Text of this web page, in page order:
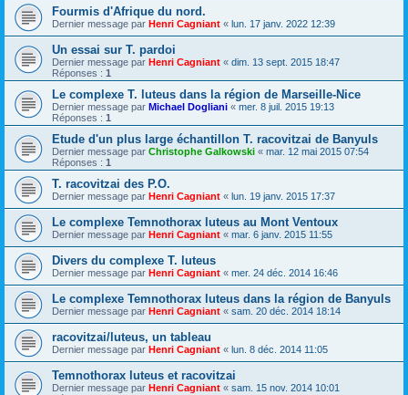
Fourmis d'Afrique du nord.
Dernier message par Henri Cagniant « lun. 17 janv. 2022 12:39
Un essai sur T. pardoi
Dernier message par Henri Cagniant « dim. 13 sept. 2015 18:47
Réponses : 1
Le complexe T. luteus dans la région de Marseille-Nice
Dernier message par Michael Dogliani « mer. 8 juil. 2015 19:13
Réponses : 1
Etude d'un plus large échantillon T. racovitzai de Banyuls
Dernier message par Christophe Galkowski « mar. 12 mai 2015 07:54
Réponses : 1
T. racovitzai des P.O.
Dernier message par Henri Cagniant « lun. 19 janv. 2015 17:37
Le complexe Temnothorax luteus au Mont Ventoux
Dernier message par Henri Cagniant « mar. 6 janv. 2015 11:55
Divers du complexe T. luteus
Dernier message par Henri Cagniant « mer. 24 déc. 2014 16:46
Le complexe Temnothorax luteus dans la région de Banyuls
Dernier message par Henri Cagniant « sam. 20 déc. 2014 18:14
racovitzai/luteus, un tableau
Dernier message par Henri Cagniant « lun. 8 déc. 2014 11:05
Temnothorax luteus et racovitzai
Dernier message par Henri Cagniant « sam. 15 nov. 2014 10:01